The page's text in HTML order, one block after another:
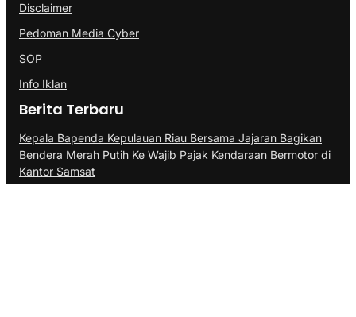
Disclaimer
Pedoman Media Cyber
SOP
Info Iklan
Berita Terbaru
Kepala Bapenda Kepulauan Riau Bersama Jajaran Bagikan
Bendera Merah Putih Ke Wajib Pajak Kendaraan Bermotor di
Kantor Samsat